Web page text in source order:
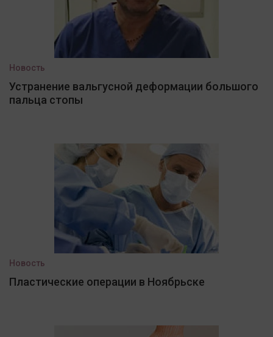
Новость
Устранение вальгусной деформации большого
пальца стопы
Новость
Пластические операции в Ноябрьске